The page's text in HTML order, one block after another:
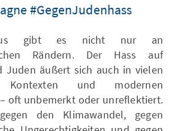
#GegenJudenhass
gibt es nicht nur an
Rändern. Der Hass auf
Juden äußert sich auch in vielen
Kontexten und modernen
oft unbemerkt oder unreflektiert.
den Klimawandel, gegen